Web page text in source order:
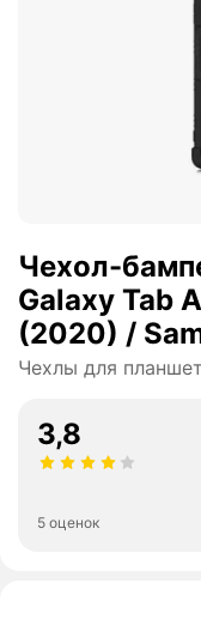
Чехол-
Galaxy Tab
(2020) /
10.4 SM-
Чехлы для
3,8
5 оценок